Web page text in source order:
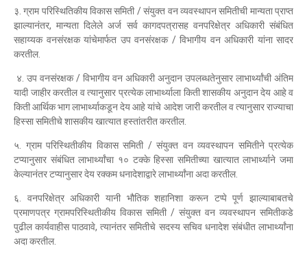
३. ग्राम परिस्थितिकीय विकास समिती / संयुक्त वन व्यवस्थापन समितीची मान्यता प्राप्त
झाल्यानंतर, मान्यता दिलेले अर्ज सर्व कागदपत्रासह वनपरिक्षेत्र अधिकारी संबंधित
सहाय्यक वनसंरक्षक यांचेमार्फत उप वनसंरक्षक / विभागीय वन अधिकारी यांना सादर
करतील.
४. उप वनसंरक्षक / विभागीय वन अधिकारी अनुदान उपलब्धतेनुसार लाभार्थ्यांची अंतिम
यादी जाहीर करतील व त्यानुसार प्रत्येक लाभार्थ्याला किती शासकीय अनुदान देय आहे व
किती आर्थिक भाग लाभार्थ्याकडून देय आहे यांचे आदेश जारी करतील व त्यानुसार राज्याचा
हिस्सा समितीचे शासकीय खात्यात हस्तांतरीत करतील.
५. ग्राम परिस्थितीकीय विकास समिती / संयुक्त वन व्यवस्थापन समितीने प्रत्येक
टप्यानुसार संबंधित लाभार्थ्यांचा १० टक्के हिस्सा समितीच्या खात्यात लाभार्थ्याने जमा
केल्यानंतर टप्यानुसार देय रक्कम धनादेशाद्वारे लाभार्थ्यांना अदा करतील.
६. वनपरिक्षेत्र अधिकारी यानी भौतिक शहानिशा करून टप्पे पूर्ण झाल्याबाबतचे
प्रमाणपत्र ग्रामपरिस्थितीकीय विकास समिती / संयुक्त वन व्यवस्थापन समितीकडे
पुढील कार्यवाहीस पाठवावे, त्यानंतर समितीचे सदस्य सचिव धनादेश संबंधीत लाभार्थ्यांना
अदा करतील.